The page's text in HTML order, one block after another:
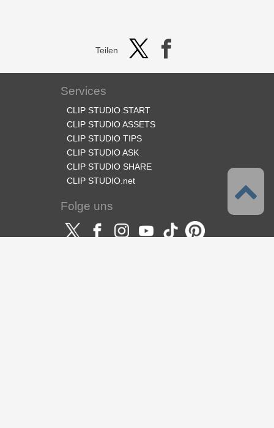
Teilen
Services
CLIP STUDIO START
CLIP STUDIO ASSETS
CLIP STUDIO TIPS
CLIP STUDIO ASK
CLIP STUDIO SHARE
CLIP STUDIO.net
Folge uns